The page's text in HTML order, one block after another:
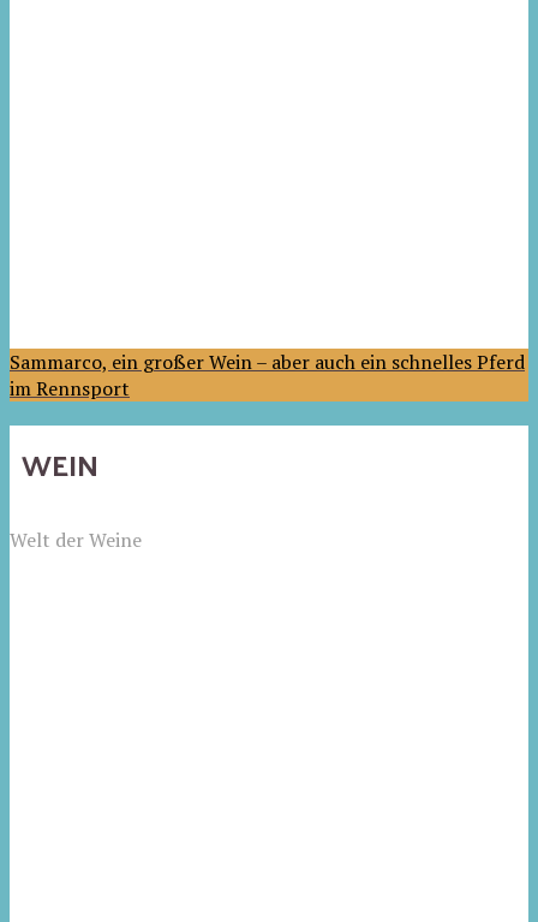
Sammarco, ein großer Wein – aber auch ein schnelles Pferd
im Rennsport
WEIN
Welt der Weine